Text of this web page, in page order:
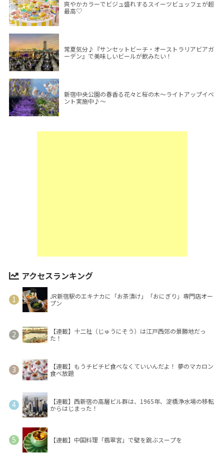
爽やかカラーでビジュ盛れするスイーツビュッフェが超
最高♡
常夏気分♪『サンセットビーチ・オーストラリアビアガ
ーデン』で美味しいビールが飲みたい！
新宿中央公園の春香る花々と桜の木～ライトアップイベ
ント実施中♪～
アクセスランキング
JR新宿駅のエキナカに「お茶漬け」「おにぎり」専門店オー
プン
【連載】十二社（じゅうにそう）は江戸西郊の景勝地だっ
た！
【連載】もうチビチビ食べなくていいんだよ！ 夢のマカロン
食べ放題
【連載】西新宿の高層ビル群は、1965年、淀橋浄水場の移転
からはじまった！
【連載】中国料理「翡翠宮」で壁を跳ぶスープを